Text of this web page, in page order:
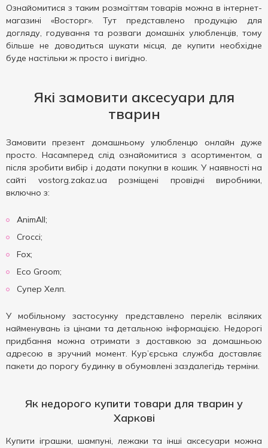
Ознайомитися з таким розмаїттям товарів можна в інтернет-
магазині «Восторг». Тут представлено продукцію для
догляду, годування та розваги домашніх улюбленців, тому
більше не доводиться шукати місця, де купити необхідне
буде настільки ж просто і вигідно.
Які замовити аксесуари для
тварин
Замовити презент домашньому улюбленцю онлайн дуже
просто. Насамперед слід ознайомитися з асортиментом, а
після зробити вибір і додати покупки в кошик. У наявності на
сайті vostorg.zakaz.ua розміщені провідні виробники,
включно з:
AnimAll;
Crocci;
Fox;
Eco Groom;
Супер Хелп.
У мобільному застосунку представлено перелік всіляких
найменувань із цінами та детальною інформацією. Недорогі
придбання можна отримати з доставкою за домашньою
адресою в зручний момент. Кур’єрська служба доставляє
пакети до порогу будинку в обумовлені заздалегідь терміни.
Як недорого купити товари для тварин у
Харкові
Купити іграшки, шампуні, лежаки та інші аксесуари можна